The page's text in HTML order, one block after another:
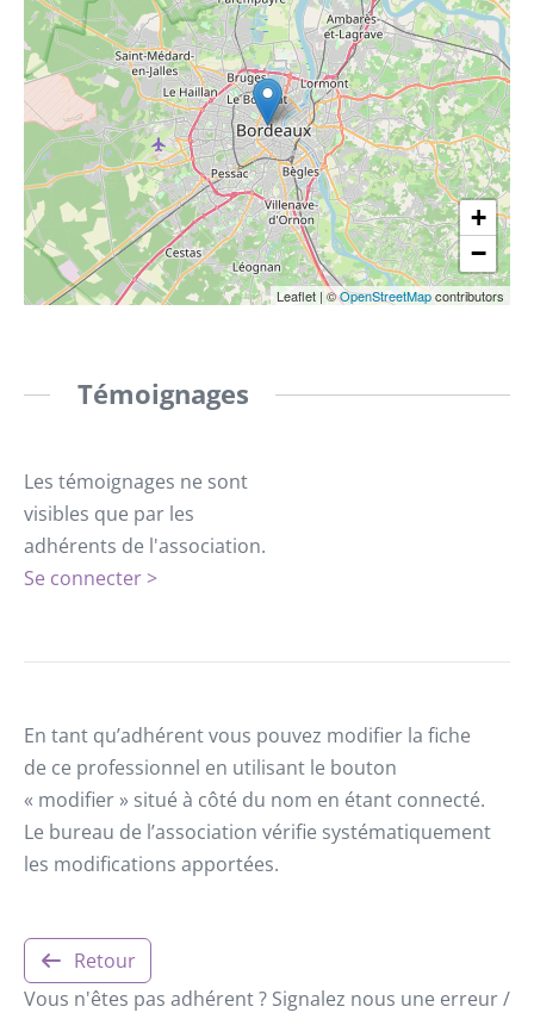
+
−
Leaflet | ©OpenStreetMapcontributors
Témoignages
Les témoignages ne sont
visibles que par les
adhérents de l'association.
Se connecter >
En tant qu’adhérent vous pouvez modifier la fiche
de ce professionnel en utilisant le bouton
« modifier » situé à côté du nom en étant connecté.
Le bureau de l’association vérifie systématiquement
les modifications apportées.
Retour
Vous n'êtes pas adhérent ? Signalez nous une erreur /